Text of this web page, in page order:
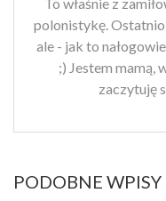
To właśnie z
polonistykę. Ostatnio
ale - jak to
;) Jestem mamą,
zaczytuję
PODOBNE WPISY